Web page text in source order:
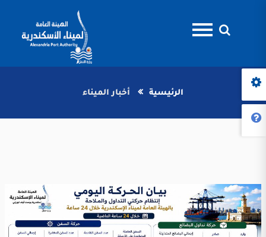
الرئيسية أخبار الميناء